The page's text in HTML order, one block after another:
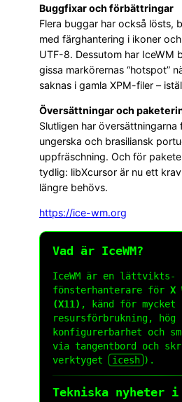
Buggfixar och förbättringar
Flera buggar har också lösts,
med färghantering i ikoner
UTF-8. Dessutom har IceWM
gissa markörernas “hotspot”
saknas i gamla XPM-filer –
Översättningar och
Slutligen har översättningarna
ungerska och brasiliansk
uppfräschning. Och för
tydlig: libXcursor är nu ett
längre behövs.
https://ice-wm.org
Vad är IceWM?
IceWM är en lättvikts-
fönsterhanterare för X
(X11) , känd för mycket
resursförbrukning, hög
konfigurerbarhet och
via tangentbord och
verktyget
icesh ).
Tekniska nyheter